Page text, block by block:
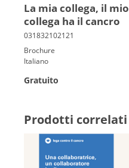
La mia collega, il mio
collega ha il cancro
Brochure
Italiano
Gratuito
Prodotti correlati